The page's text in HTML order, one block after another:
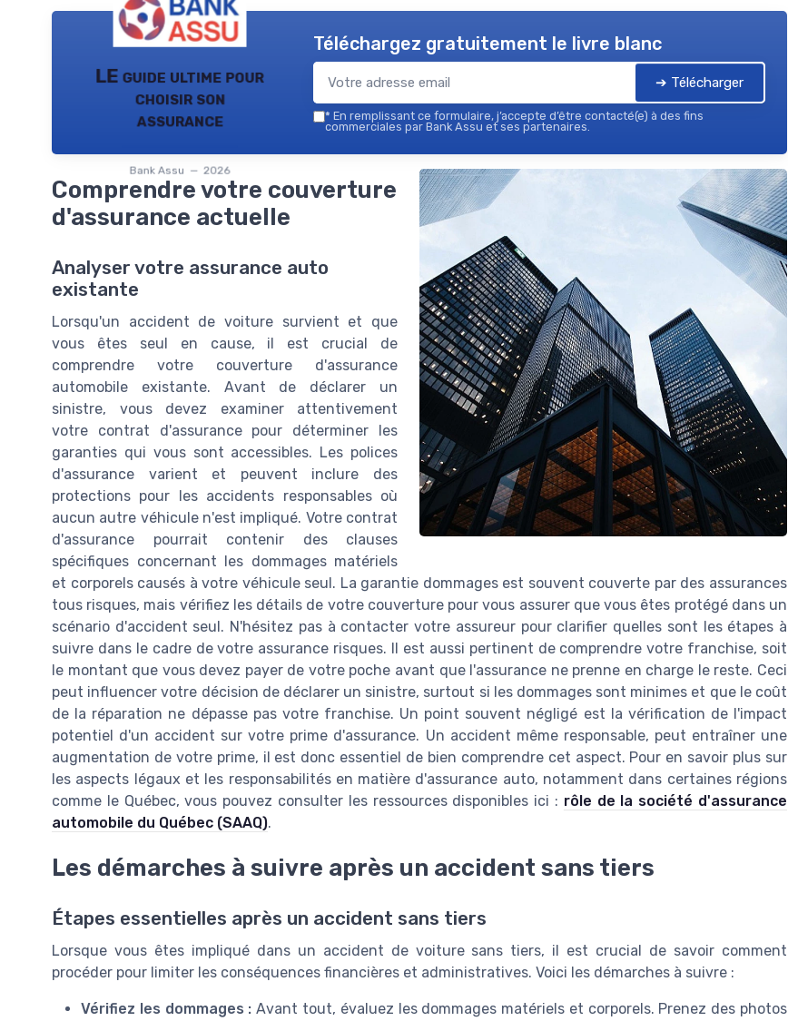
LE guide ultime pour
choisir son
assurance
Bank Assu — 2026
Téléchargez gratuitement le livre blanc
➔ Télécharger
* En remplissant ce formulaire, j’accepte d’être contacté(e) à des fins
commerciales par Bank Assu et ses partenaires.
Comprendre votre couverture
d'assurance actuelle
Analyser votre assurance auto
existante
Lorsqu'un accident de voiture survient et que
vous êtes seul en cause, il est crucial de
comprendre votre couverture d'assurance
automobile existante. Avant de déclarer un
sinistre, vous devez examiner attentivement
votre contrat d'assurance pour déterminer les
garanties qui vous sont accessibles. Les polices
d'assurance varient et peuvent inclure des
protections pour les accidents responsables où
aucun autre véhicule n'est impliqué. Votre contrat
d'assurance pourrait contenir des clauses
spécifiques concernant les dommages matériels
et corporels causés à votre véhicule seul. La garantie dommages est souvent couverte par des assurances
tous risques, mais vérifiez les détails de votre couverture pour vous assurer que vous êtes protégé dans un
scénario d'accident seul. N'hésitez pas à contacter votre assureur pour clarifier quelles sont les étapes à
suivre dans le cadre de votre assurance risques. Il est aussi pertinent de comprendre votre franchise, soit
le montant que vous devez payer de votre poche avant que l'assurance ne prenne en charge le reste. Ceci
peut influencer votre décision de déclarer un sinistre, surtout si les dommages sont minimes et que le coût
de la réparation ne dépasse pas votre franchise. Un point souvent négligé est la vérification de l'impact
potentiel d'un accident sur votre prime d'assurance. Un accident même responsable, peut entraîner une
augmentation de votre prime, il est donc essentiel de bien comprendre cet aspect. Pour en savoir plus sur
les aspects légaux et les responsabilités en matière d'assurance auto, notamment dans certaines régions
comme le Québec, vous pouvez consulter les ressources disponibles ici : rôle de la société d'assurance
automobile du Québec (SAAQ).
Les démarches à suivre après un accident sans tiers
Étapes essentielles après un accident sans tiers
Lorsque vous êtes impliqué dans un accident de voiture sans tiers, il est crucial de savoir comment
procéder pour limiter les conséquences financières et administratives. Voici les démarches à suivre :
Vérifiez les dommages : Avant tout, évaluez les dommages matériels et corporels. Prenez des photos